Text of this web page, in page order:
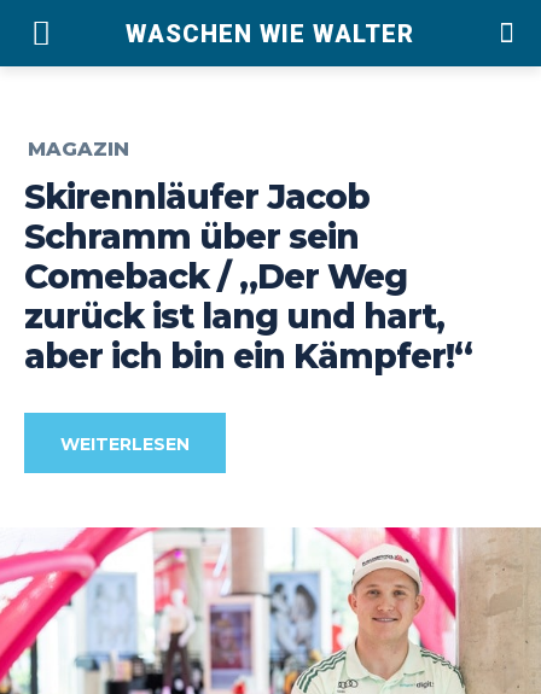
WASCHEN WIE WALTER
MAGAZIN
Skirennläufer Jacob
Schramm über sein
Comeback / „Der Weg
zurück ist lang und hart,
aber ich bin ein Kämpfer!“
WEITERLESEN